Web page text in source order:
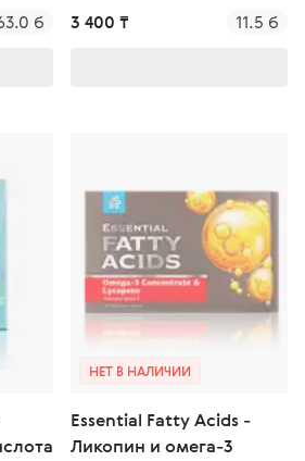
б 3 400 ₸ 11.5 б
НЕТ В НАЛИЧИИ
Essential Fatty Acids -
Ликопин и омега-3